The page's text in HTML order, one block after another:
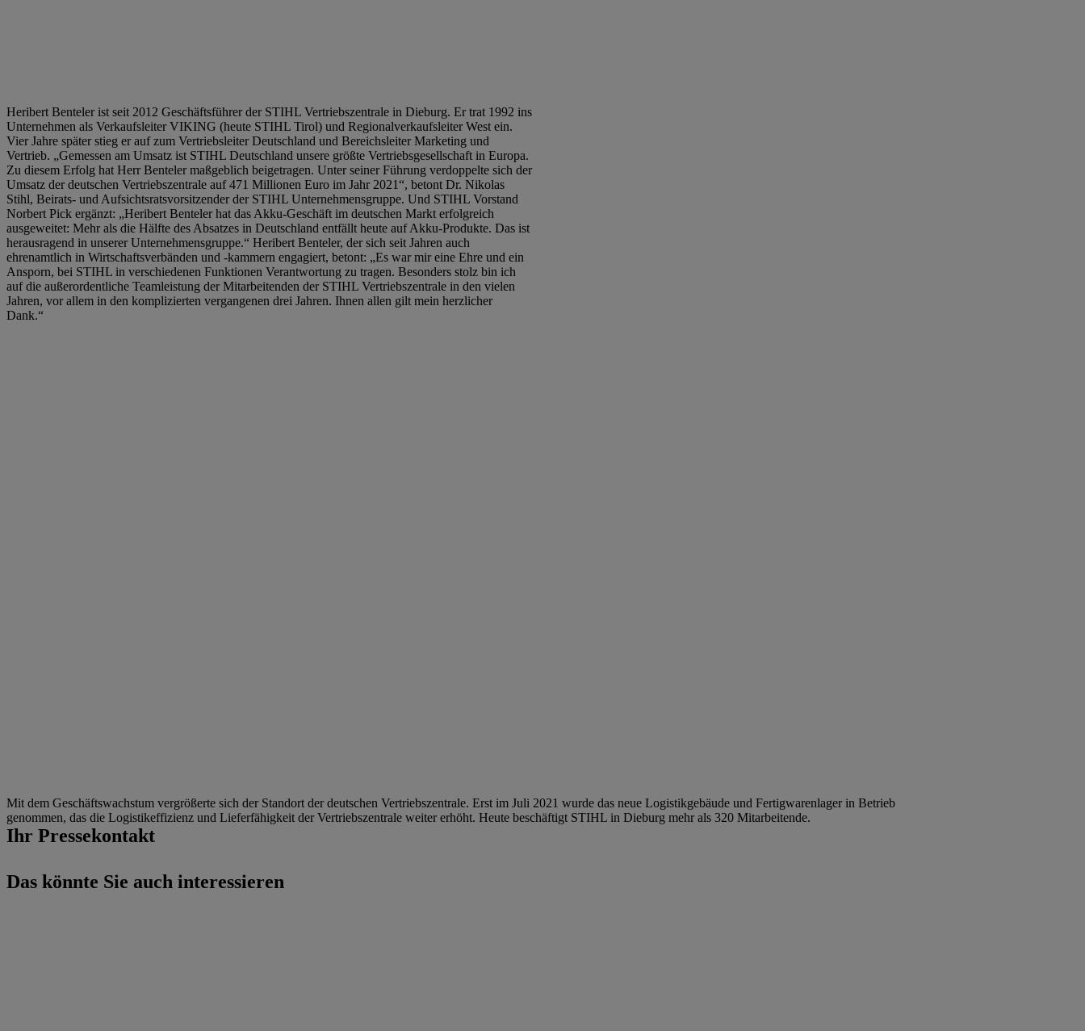
Heribert Benteler ist seit 2012 Geschäftsführer der STIHL Vertriebszentrale in Dieburg. Er trat 1992 ins
Unternehmen als Verkaufsleiter VIKING (heute STIHL Tirol) und Regionalverkaufsleiter West ein.
Vier Jahre später stieg er auf zum Vertriebsleiter Deutschland und Bereichsleiter Marketing und
Vertrieb. „Gemessen am Umsatz ist STIHL Deutschland unsere größte Vertriebsgesellschaft in Europa.
Zu diesem Erfolg hat Herr Benteler maßgeblich beigetragen. Unter seiner Führung verdoppelte sich der
Umsatz der deutschen Vertriebszentrale auf 471 Millionen Euro im Jahr 2021“, betont Dr. Nikolas
Stihl, Beirats- und Aufsichtsratsvorsitzender der STIHL Unternehmensgruppe. Und STIHL Vorstand
Norbert Pick ergänzt: „Heribert Benteler hat das Akku-Geschäft im deutschen Markt erfolgreich
ausgeweitet: Mehr als die Hälfte des Absatzes in Deutschland entfällt heute auf Akku-Produkte. Das ist
herausragend in unserer Unternehmensgruppe.“ Heribert Benteler, der sich seit Jahren auch
ehrenamtlich in Wirtschaftsverbänden und -kammern engagiert, betont: „Es war mir eine Ehre und ein
Ansporn, bei STIHL in verschiedenen Funktionen Verantwortung zu tragen. Besonders stolz bin ich
auf die außerordentliche Teamleistung der Mitarbeitenden der STIHL Vertriebszentrale in den vielen
Jahren, vor allem in den komplizierten vergangenen drei Jahren. Ihnen allen gilt mein herzlicher
Dank.“
Mit dem Geschäftswachstum vergrößerte sich der Standort der deutschen Vertriebszentrale. Erst im Juli 2021 wurde das neue Logistikgebäude und Fertigwarenlager in Betrieb
genommen, das die Logistikeffizienz und Lieferfähigkeit der Vertriebszentrale weiter erhöht. Heute beschäftigt STIHL in Dieburg mehr als 320 Mitarbeitende.
Ihr Pressekontakt
Das könnte Sie auch interessieren